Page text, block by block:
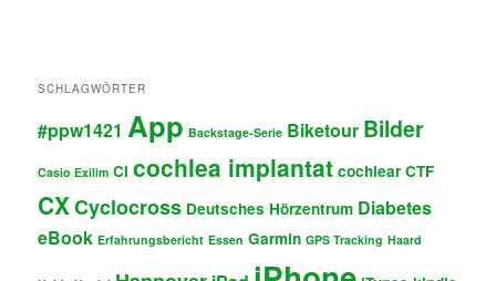
SCHLAGWÖRTER
#ppw1421 App Backstage-Serie Biketour Bilder
Casio Exilim CI cochlea implantat cochlear CTF
CXCyclocross Deutsches Hörzentrum Diabetes
eBook Erfahrungsbericht Essen Garmin GPS Tracking Haard